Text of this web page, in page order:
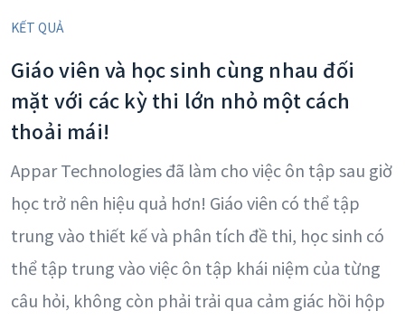
KẾT QUẢ
Giáo viên và học sinh cùng nhau đối
mặt với các kỳ thi lớn nhỏ một cách
thoải mái!
Appar Technologies đã làm cho việc ôn tập sau giờ
học trở nên hiệu quả hơn! Giáo viên có thể tập
trung vào thiết kế và phân tích đề thi, học sinh có
thể tập trung vào việc ôn tập khái niệm của từng
câu hỏi, không còn phải trải qua cảm giác hồi hộp